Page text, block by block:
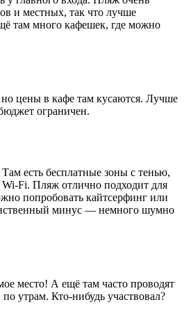
и местных, так что лучше
там много кафешек, где можно
цены в кафе там кусаются. Лучше
ограничен.
есть бесплатные зоны с тенью,
Fi. Пляж отлично подходит для
попробовать кайтсерфинг или
минус — немного шумно
место! А ещё там часто проводят
утрам. Кто-нибудь участвовал?